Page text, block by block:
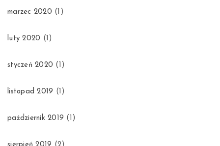
marzec 2020 (1)
luty 2020 (1)
styczeń 2020 (1)
listopad 2019 (1)
październik 2019 (1)